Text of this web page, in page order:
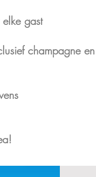
gast
champagne